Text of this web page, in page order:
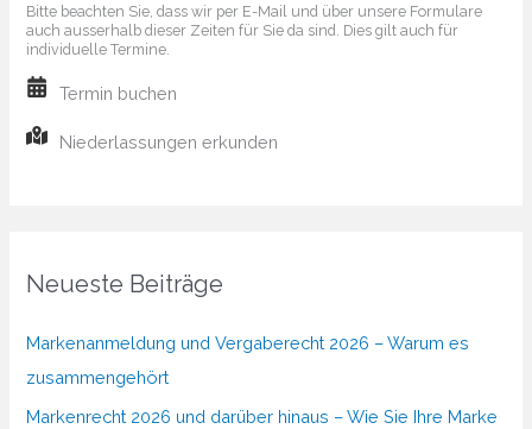
Bitte beachten Sie, dass wir per E-Mail und über unsere Formulare
auch ausserhalb dieser Zeiten für Sie da sind. Dies gilt auch für
individuelle Termine.
Termin buchen
Niederlassungen erkunden
Neueste Beiträge
Markenanmeldung und Vergaberecht 2026 – Warum es
zusammengehört
Markenrecht 2026 und darüber hinaus – Wie Sie Ihre Marke